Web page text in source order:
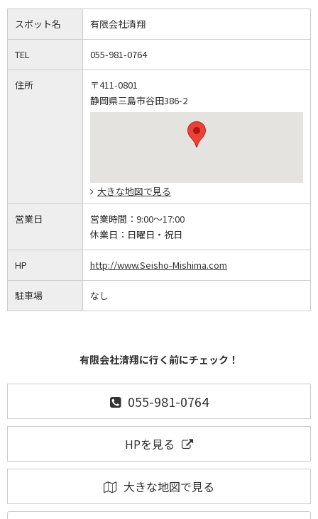
スポット名 有限会社清翔
TEL 055-981-0764
住所
〒411-0801
静岡県三島市谷田386-2
大きな地図で見る
営業日 営業時間： 9:00～17:00
休業日： 日曜日・祝日
HP http://www.Seisho-Mishima.com
駐車場 なし
有限会社清翔に行く前にチェック！
055-981-0764
HPを見る
大きな地図で見る